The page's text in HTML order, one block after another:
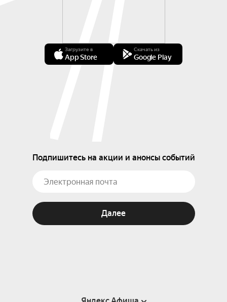
Загрузите в
App Store
Скачать из
Google Play
Подпишитесь на акции и анонсы событий
Далее